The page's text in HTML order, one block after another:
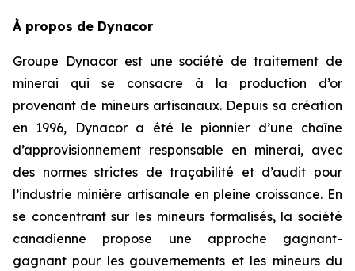
À propos de Dynacor
Groupe Dynacor est une société de traitement de
minerai qui se consacre à la production d’or
provenant de mineurs artisanaux. Depuis sa création
en 1996, Dynacor a été le pionnier d’une chaîne
d’approvisionnement responsable en minerai, avec
des normes strictes de traçabilité et d’audit pour
l’industrie minière artisanale en pleine croissance. En
se concentrant sur les mineurs formalisés, la société
canadienne propose une approche gagnant-
gagnant pour les gouvernements et les mineurs du